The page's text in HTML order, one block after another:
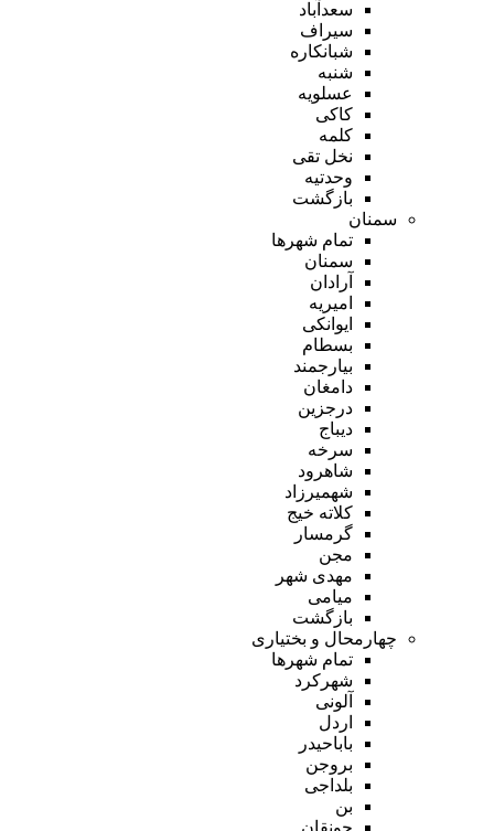
سعدآباد
سیراف
شبانکاره
شنبه
عسلویه
کاکی
کلمه
نخل تقی
وحدتیه
بازگشت
سمنان
تمام شهر‌ها
سمنان
آرادان
امیریه
ایوانکی
بسطام
بیارجمند
دامغان
درجزین
دیباج
سرخه
شاهرود
شهمیرزاد
کلاته خیج
گرمسار
مجن
مهدی شهر
میامی
بازگشت
چهارمحال و بختیاری
تمام شهر‌ها
شهرکرد
آلونی
اردل
باباحیدر
بروجن
بلداجی
بن
جونقان